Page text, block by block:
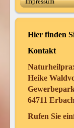
Hier finden
Kontakt
Heike
64711
Rufen Sie